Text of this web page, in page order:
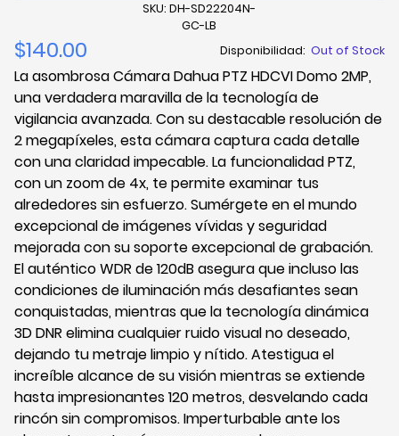
SKU: DH-SD22204N-
GC-LB
$140.00 Disponibilidad: Out of Stock
La asombrosa Cámara Dahua PTZ HDCVI Domo 2MP,
una verdadera maravilla de la tecnología de
vigilancia avanzada. Con su destacable resolución de
2 megapíxeles, esta cámara captura cada detalle
con una claridad impecable. La funcionalidad PTZ,
con un zoom de 4x, te permite examinar tus
alrededores sin esfuerzo. Sumérgete en el mundo
excepcional de imágenes vívidas y seguridad
mejorada con su soporte excepcional de grabación.
El auténtico WDR de 120dB asegura que incluso las
condiciones de iluminación más desafiantes sean
conquistadas, mientras que la tecnología dinámica
3D DNR elimina cualquier ruido visual no deseado,
dejando tu metraje limpio y nítido. Atestigua el
increíble alcance de su visión mientras se extiende
hasta impresionantes 120 metros, desvelando cada
rincón sin compromisos. Imperturbable ante los